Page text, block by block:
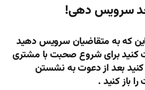
سرویس دهی!
که به متقاضیان سرویس دهید
کنید برای شروع صحبت با مشتری
بعد از دعوت به نشستن
باز کنید .